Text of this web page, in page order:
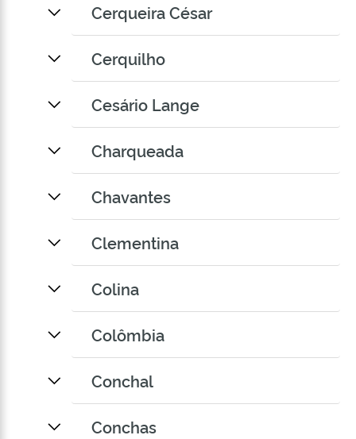
Cerqueira César
Cerquilho
Cesário Lange
Charqueada
Chavantes
Clementina
Colina
Colômbia
Conchal
Conchas